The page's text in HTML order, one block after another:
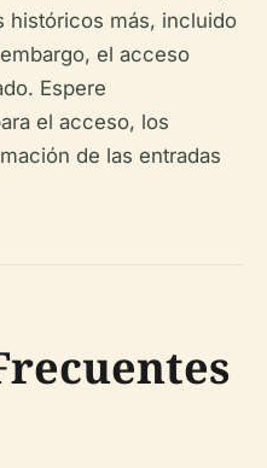
históricos más, incluido
el acceso
Espere
el acceso, los
de las entradas